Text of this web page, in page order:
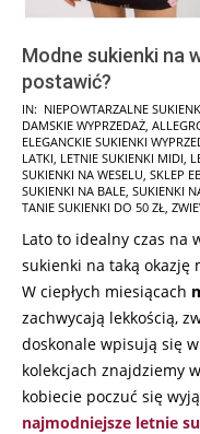
Modne sukienki na
postawić?
2026-
06-
15
IN: NIEPOWTARZALNE
DAMSKIE WYPRZEDAŻ,
ELEGANCKIE SUKIENKI
LATKI, LETNIE SUKIENKI MIDI,
SUKIENKI NA WESELU, SKLEP
SUKIENKI NA BALE, SUKIENKI
TANIE SUKIENKI DO 50 ZŁ,
Lato to idealny czas na
sukienki na taką okazję
W ciepłych miesiącach
zachwycają lekkością,
doskonale wpisują się
kolekcjach znajdziemy
kobiecie poczuć się
najmodniejsze letnie